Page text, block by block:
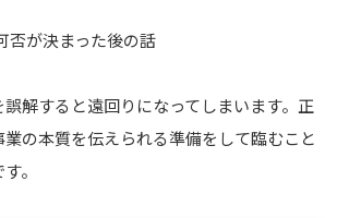
否が決まった後の話
解すると遠回りになってしまいます。正
の本質を伝えられる準備をして臨むこと
。